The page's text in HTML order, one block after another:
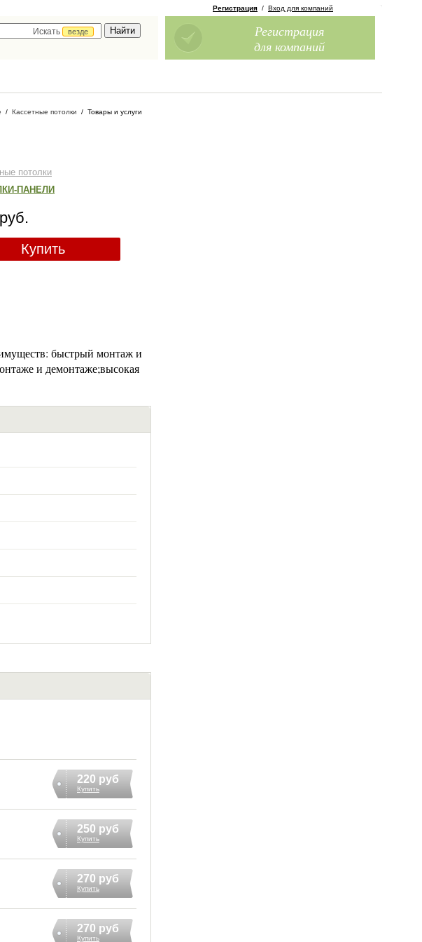
Искать
везде
Регистрация / Вход для компаний
Регистрация
для компаний
/ Кассетные потолки / Товары и услуги
потолки
ПАНЕЛИ
Купить
быстрый монтаж и
и демонтаже;высокая
220 руб
Купить
250 руб
Купить
270 руб
Купить
270 руб
Купить